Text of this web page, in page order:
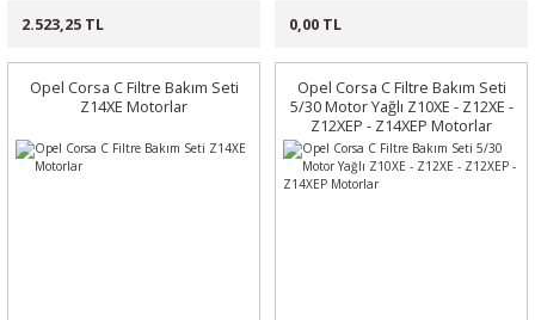
2.523,25 TL 0,00 TL
Opel Corsa C Filtre Bakım Seti
Z14XE Motorlar
Opel Corsa C Filtre Bakım Seti
5/30 Motor Yağlı Z10XE - Z12XE -
Z12XEP - Z14XEP Motorlar